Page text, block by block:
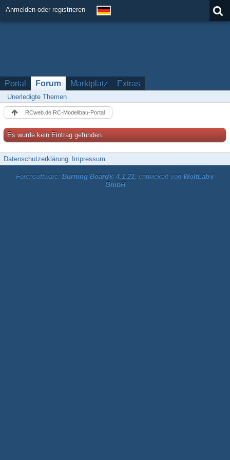
Anmelden oder registrieren
Portal Forum Marktplatz Extras
Unerledigte Themen
RCweb.de RC-Modellbau-Portal
Es wurde kein Eintrag gefunden.
Datenschutzerklärung Impressum
Forensoftware: Burning Board® 4.1.21, entwickelt von WoltLab®
GmbH